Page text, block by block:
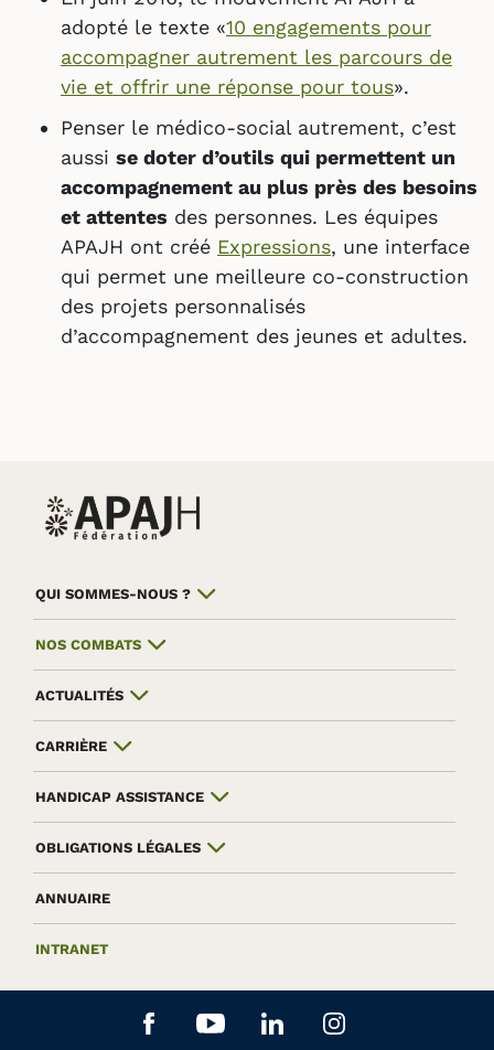
adopté le texte «10 engagements pour
accompagner autrement les parcours de
vie et offrir une réponse pour tous».
Penser le médico-social autrement, c’est
aussi se doter d’outils qui permettent un
accompagnement au plus près des besoins
et attentes des personnes. Les équipes
APAJH ont créé Expressions, une interface
qui permet une meilleure co-construction
des projets personnalisés
d’accompagnement des jeunes et adultes.
QUI SOMMES-NOUS ?
NOS COMBATS
ACTUALITÉS
CARRIÈRE
HANDICAP ASSISTANCE
OBLIGATIONS LÉGALES
ANNUAIRE
INTRANET
Aller sur le réseau social
Aller sur le réseau social
Aller sur le réseau
Aller sur le